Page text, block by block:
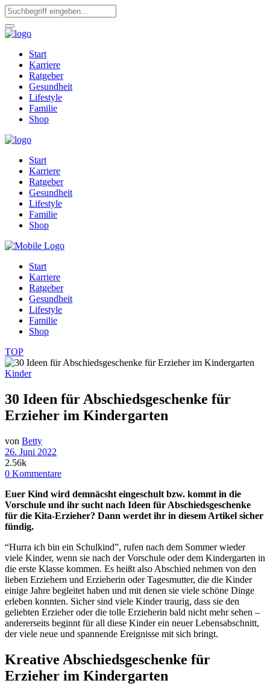
Start
Karriere
Ratgeber
Gesundheit
Lifestyle
Familie
Shop
Start
Karriere
Ratgeber
Gesundheit
Lifestyle
Familie
Shop
Start
Karriere
Ratgeber
Gesundheit
Lifestyle
Familie
Shop
TOP
Kinder
30 Ideen für Abschiedsgeschenke für
Erzieher im Kindergarten
von Betty
26. Juni 2022
2.56k
0 Kommentare
Euer Kind wird demnäcsht eingeschult bzw. kommt in die
Vorschule und ihr sucht nach Ideen für Abschiedsgeschenke
für die Kita-Erzieher? Dann werdet ihr in diesem Artikel sicher
fündig.
“Hurra ich bin ein Schulkind”, rufen nach dem Sommer wieder
viele Kinder, wenn sie nach der Vorschule oder dem Kindergarten in
die erste Klasse kommen. Es heißt also Abschied nehmen von den
lieben Erziehern und Erzieherin oder Tagesmutter, die die Kinder
einige Jahre begleitet haben und mit denen sie viele schöne Dinge
erleben konnten. Sicher sind viele Kinder traurig, dass sie den
geliebten Erzieher oder die tolle Erzieherin bald nicht mehr sehen –
andererseits beginnt für all diese Kinder ein neuer Lebensabschnitt,
der viele neue und spannende Ereignisse mit sich bringt.
Kreative Abschiedsgeschenke für
Erzieher im Kindergarten